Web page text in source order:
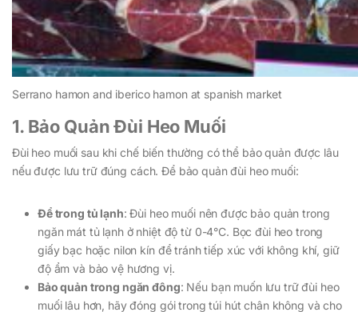
Serrano hamon and iberico hamon at spanish market
1. Bảo Quản Đùi Heo Muối
Đùi heo muối sau khi chế biến thường có thể bảo quản được lâu
nếu được lưu trữ đúng cách. Để bảo quản đùi heo muối:
Để trong tủ lạnh: Đùi heo muối nên được bảo quản trong
ngăn mát tủ lạnh ở nhiệt độ từ 0-4°C. Bọc đùi heo trong
giấy bạc hoặc nilon kín để tránh tiếp xúc với không khí, giữ
độ ẩm và bảo vệ hương vị.
Bảo quản trong ngăn đông: Nếu bạn muốn lưu trữ đùi heo
muối lâu hơn, hãy đóng gói trong túi hút chân không và cho